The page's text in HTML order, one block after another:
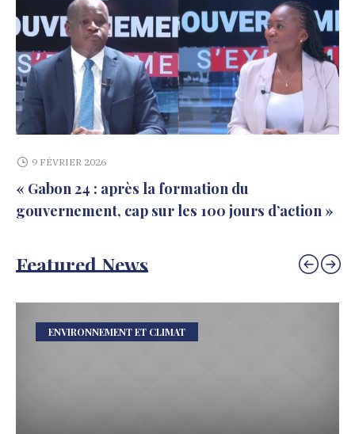
9 FÉVRIER 2026
« Gabon 24 : après la formation du
gouvernement, cap sur les 100 jours d’action »
Featured News
ENVIRONNEMENT ET CLIMAT